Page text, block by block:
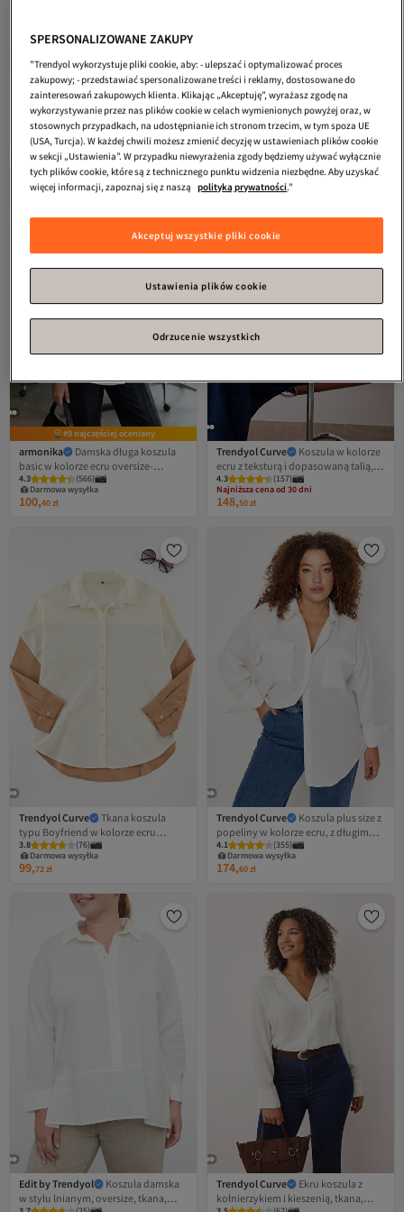
Trendyol Curve
Koszula z długim
rękawem w kolorze ecru z
ozdobnymi kokardkami, tkana, plus
size TBBAW26AX00005
4.5 (93)
Darmowa wysyłka
166,36 zł
Nr 8 pod względem polubień
Trendyol Curve
Ekru Büzgülü
Uzun Kol Dokuma Büyük Beden
Gömlek TBBAW26AX00000
4.5 (221)
Najniższa cena od 30 dni
Darmowa wysyłka
Najniższa cena od 30 dni
120, 12
#9 najczęściej oceniany
armonika
Damska długa koszula
basic w kolorze ecru oversize-
22Y001118
4.3 (566)
Darmowa wysyłka
100,40zł
Trendyol Curve
Koszula w kolorze
ecru z teksturą i dopasowaną talią,
tkana, w dużym rozmiarze
TBBAW26AX00010
4.3 (157)
Najniższa cena od 30 dni
Darmowa wysyłka
Najniższa cena od 30 dni
148,50zł
Trendyol Curve
Tkana koszula
typu Boyfriend w kolorze ecru
TBBSS24AX00040
3.8 (76)
Darmowa wysyłka
99,72zł
Trendyol Curve
Koszula plus size z
popeliny w kolorze ecru, z długim
rękawem, dwoma kieszeniami i
rozcięciem, z bawełny,
TBBAW23AX00013
4.1 (355)
Darmowa wysyłka
174,60zł
Edit by Trendyol
Koszula damska
w stylu lnianym, oversize, tkana,
Trendyol Curve
Ekru koszula z
kołnierzykiem i kieszenią, tkana,
SPERSONALIZOWANE ZAKUPY
"Trendyol wykorzystuje pliki cookie, aby: - ulepszać i optymalizować proces
zakupowy; - przedstawiać spersonalizowane treści i reklamy, dostosowane do
zainteresowań zakupowych klienta. Klikając „Akceptuję”, wyrażasz zgodę na
wykorzystywanie przez nas plików cookie w celach wymienionych powyżej oraz, w
stosownych przypadkach, na udostępnianie ich stronom trzecim, w tym spoza UE
(USA, Turcja). W każdej chwili możesz zmienić decyzję w ustawieniach plików cookie
w sekcji „Ustawienia”. W przypadku niewyrażenia zgody będziemy używać wyłącznie
tych plików cookie, które są z technicznego punktu widzenia niezbędne. Aby uzyskać
więcej informacji, zapoznaj się z naszą
polityką prywatności."
Akceptuj wszystkie pliki cookie
Ustawienia plików cookie
Odrzucenie wszystkich